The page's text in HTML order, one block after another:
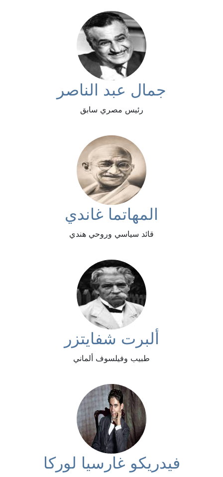
جمال عبد الناصر
رئيس مصري سابق
المهاتما غاندي
قائد سياسي وروحي هندي
ألبرت شفايتزر
طبيب وفيلسوف ألماني
فيدريكو غارسيا لوركا